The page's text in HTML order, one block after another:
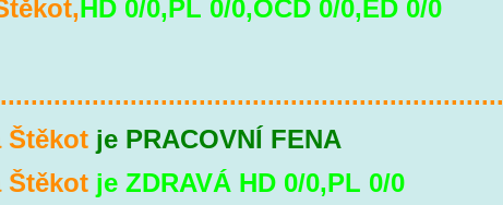
HD 0/0,PL 0/0,OCD 0/0,ED 0/0
Štěkot je PRACOVNÍ FENA
Štěkot je ZDRAVÁ HD 0/0,PL 0/0